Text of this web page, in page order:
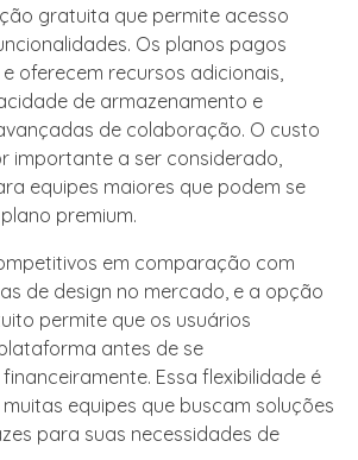
gratuita que permite acesso
Os planos pagos
oferecem recursos adicionais,
de armazenamento e
de colaboração. O custo
importante a ser considerado,
equipes maiores que podem se
premium.
em comparação com
de design no mercado, e a opção
permite que os usuários
antes de se
Essa flexibilidade é
equipes que buscam soluções
para suas necessidades de